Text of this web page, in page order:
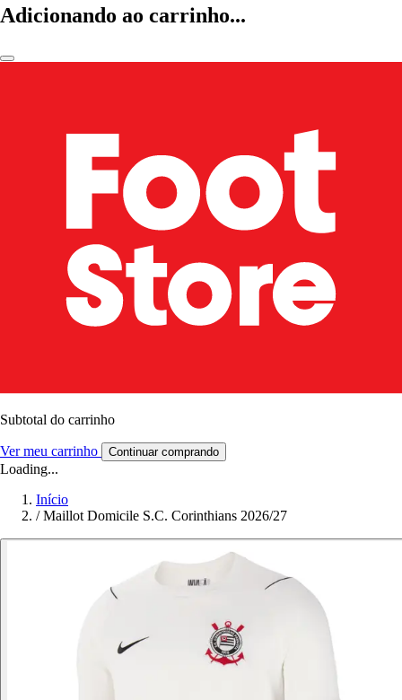
Adicionando ao carrinho...
Subtotal do carrinho
Ver meu carrinho Continuar comprando
Loading...
Início
/ Maillot Domicile S.C. Corinthians 2026/27